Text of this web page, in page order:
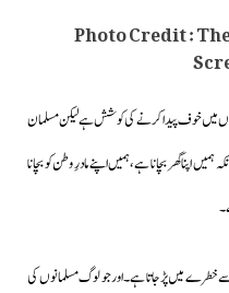
Photo Credit :
میں خوف پیدا کرنے کی کوشش ہے لیکن مسلمان
اپنا گھر بچانا ہے،ہمیں اپنے مادرِ وطن کو بچانا
میں پڑجاتا ہے۔اور جو لوگ مسلمانوں کی